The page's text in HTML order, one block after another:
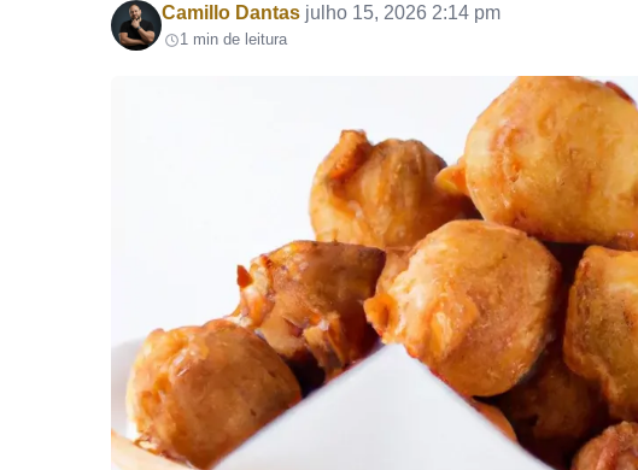
Por
Camillo Dantas julho 15, 2026 2:14 pm
1 min de leitura